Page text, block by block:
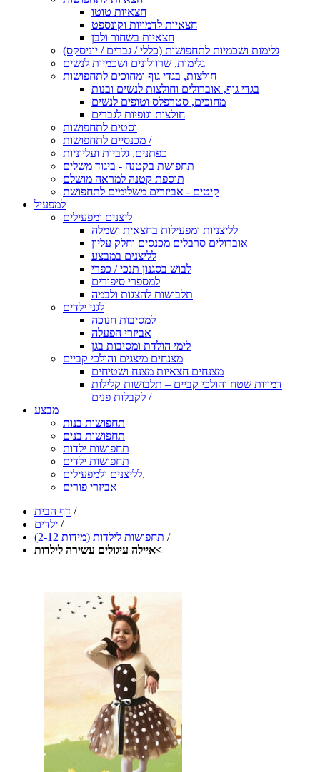
חצאיות טוטו
חצאיות לדמויות וקונספט
חצאיות בשחור ולבן
גלימות ושכמיות לתחפושות (כללי / גברים / יוניסקס)
גלימות, שרוולונים ושכמיות לנשים
חולצות, בגדי גוף ומחוכים לתחפושות
בגדי גוף, אוברולים וחולצות לנשים ובנות
מחוכים, סטרפלס וטופים לנשים
חולצות וגופיות לגברים
וסטים לתחפושות
מכנסיים לתחפושות /
כפתנים, גלביות ועליוניות
תחפושת בקטנה - ביגוד משלים
תוספת קטנה למראה מושלם
קיטים - אביזרים משלימים לתחפושת
למפעיל
ליצנים ומפעילים
לליצניות ומפעילות בחצאית ושמלה
אוברולים סרבלים מכנסים וחלק עליון
לליצנים במבצע
לבוש בסגנון תנכי / כפרי
למספרי סיפורים
תלבושות להצגות ולבמה
לגני ילדים
למסיבות חנוכה
אביזרי הפעלה
לימי הולדת ומסיבות בגן
מצנחים מיצגים והולכי קביים
מצנחים חצאיות מצנח ושטיחים
דמויות שטח והולכי קביים – תלבושות קלילות
לקבלות פנים /
מבצע
תחפושות בנות
תחפושות בנים
תחפושות ילדות
תחפושות ילדים
לליצנים ולמפעילים.
אביזרי פורים
דף הבית /
ילדים /
תחפושות לילדות (מידות 2-12) /
איילה עיגולים עשירה לילדות<